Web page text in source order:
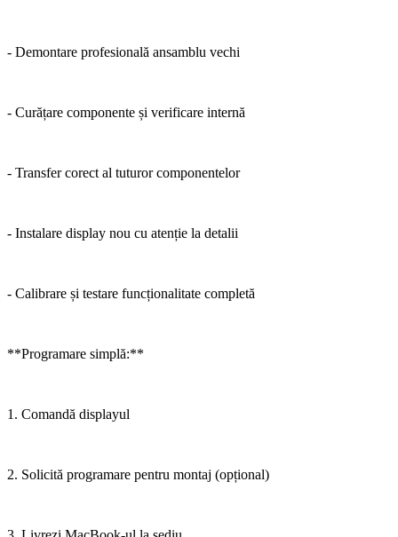
- Demontare profesională ansamblu vechi
- Curățare componente și verificare internă
- Transfer corect al tuturor componentelor
- Instalare display nou cu atenție la detalii
- Calibrare și testare funcționalitate completă
**Programare simplă:**
1. Comandă displayul
2. Solicită programare pentru montaj (opțional)